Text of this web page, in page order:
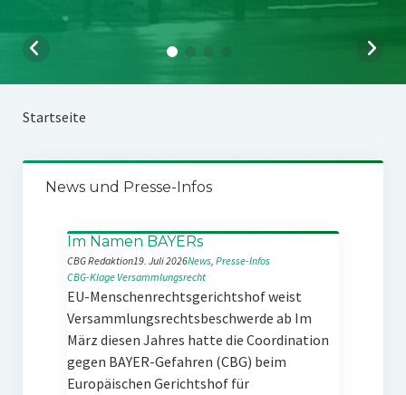
Startseite
News und Presse-Infos
Im Namen BAYERs
CBG Redaktion19. Juli 2026News, Presse-Infos
CBG-Klage Versammlungsrecht
EU-Menschenrechtsgerichtshof weist
Versammlungsrechtsbeschwerde ab Im
März diesen Jahres hatte die Coordination
gegen BAYER-Gefahren (CBG) beim
Europäischen Gerichtshof für